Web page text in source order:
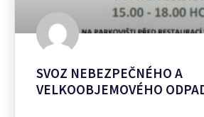
SVOZ NEBEZPEČNÉHO A
VELKOOBJEMOVÉHO